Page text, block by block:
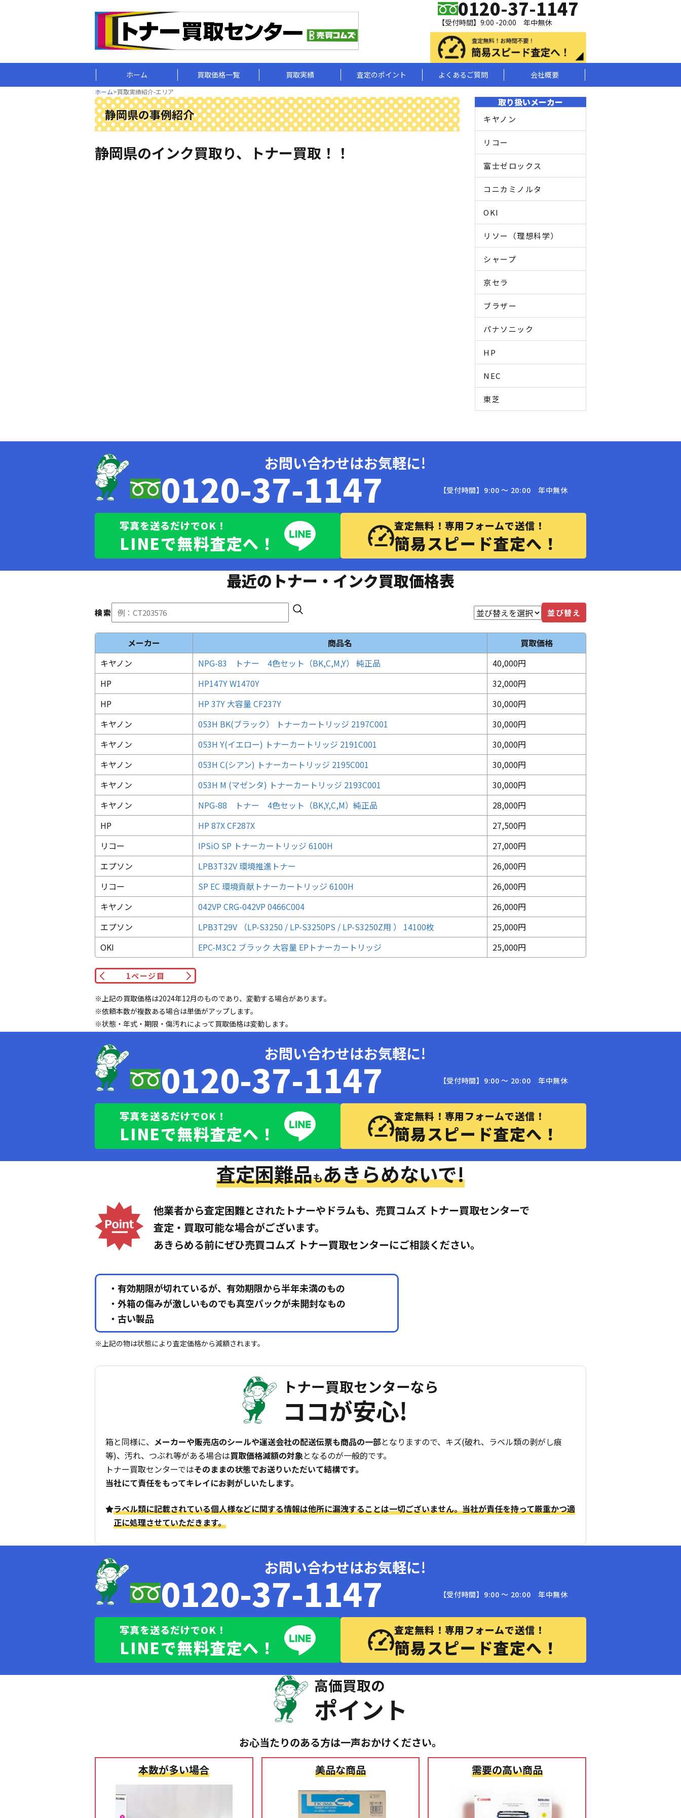
0120-37-1147
【受付時間】9:00 -20:00 年中無休
ホーム 買取価格一覧 買取実績 査定のポイント よくあるご質問 会社概要
ホーム>買取実績紹介-エリア
静岡県の事例紹介
静岡県のインク買取り、トナー買取！！
取り扱いメーカー
キヤノン
リコー
富士ゼロックス
コニカミノルタ
OKI
リソー（理想科学）
シャープ
京セラ
ブラザー
パナソニック
HP
NEC
東芝
お問い合わせはお気軽に!
0120-37-1147 【受付時間】9:00 〜 20:00 年中無休
写真を送るだけでOK！
LINEで無料査定へ！
査定無料！専用フォームで送信！
簡易スピード査定へ！
最近のトナー・インク買取価格表
検索 並び替え
メーカー 商品名
買取価格
キヤノン
NPG-83 トナー 4色セット（BK,C,M,Y） 純正品
40,000円
HP
HP147Y W1470Y
32,000円
HP
HP 37Y 大容量 CF237Y
30,000円
キヤノン
053H BK(ブラック） トナーカートリッジ 2197C001
30,000円
キヤノン
053H Y(イエロー) トナーカートリッジ 2191C001
30,000円
キヤノン
053H C(シアン) トナーカートリッジ 2195C001
30,000円
キヤノン
053H M (マゼンタ) トナーカートリッジ 2193C001
30,000円
キヤノン
NPG-88 トナー 4色セット（BK,Y,C,M）純正品
28,000円
HP
HP 87X CF287X
27,500円
リコー
IPSiO SP トナーカートリッジ 6100H
27,000円
エプソン
LPB3T32V 環境推進トナー
26,000円
リコー
SP EC 環境貢献トナーカートリッジ 6100H
26,000円
キヤノン
042VP CRG-042VP 0466C004
26,000円
エプソン
LPB3T29V （LP-S3250 / LP-S3250PS / LP-S3250Z用 ） 14100枚
25,000円
OKI
EPC-M3C2 ブラック 大容量 EPトナーカートリッジ 25,000円
1ページ目
※上記の買取価格は2024年12月のものであり、変動する場合があります。
※依頼本数が複数ある場合は単価がアップします。
※状態・年式・期限・傷汚れによって買取価格は変動します。
お問い合わせはお気軽に!
0120-37-1147 【受付時間】9:00 〜 20:00 年中無休
写真を送るだけでOK！
LINEで無料査定へ！
査定無料！専用フォームで送信！
簡易スピード査定へ！
査定困難品もあきらめないで!
他業者から査定困難とされたトナーやドラムも、売買コムズ トナー買取センターで
査定・買取可能な場合がございます。
あきらめる前にぜひ売買コムズ トナー買取センターにご相談ください。
・有効期限が切れているが、有効期限から半年未満のもの
・外箱の傷みが激しいものでも真空パックが未開封なもの
・古い製品
※上記の物は状態により査定価格から減額されます。
トナー買取センターなら
ココが安心!
箱と同様に、 メーカーや販売店のシールや運送会社の配送伝票も商品の一部となりますので、キズ(破れ、ラベル類の剥がし痕
等)、汚れ、つぶれ等がある場合は買取価格減額の対象となるのが一般的です。
トナー買取センターではそのままの状態でお送りいただいて結構です。
当社にて責任をもってキレイにお剥がしいたします。
ラベル類に記載されている個人様などに関する情報は他所に漏洩することは一切ございません。当社が責任を持って厳重かつ適
正に処理させていただきます。
お問い合わせはお気軽に!
0120-37-1147 【受付時間】9:00 〜 20:00 年中無休
写真を送るだけでOK！
LINEで無料査定へ！
査定無料！専用フォームで送信！
簡易スピード査定へ！
高価買取の
ポイント
お心当たりのある方は一声おかけください。
本数が多い場合
美品な商品 需要の高い商品